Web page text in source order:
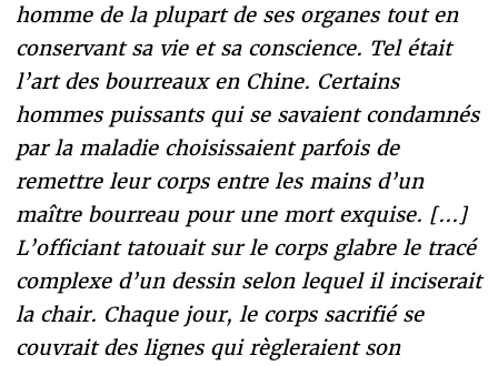
homme de la plupart de ses organes tout en
conservant sa vie et sa conscience. Tel était
l’art des bourreaux en Chine. Certains
hommes puissants qui se savaient condamnés
par la maladie choisissaient parfois de
remettre leur corps entre les mains d’un
maître bourreau pour une mort exquise. [...]
L’officiant tatouait sur le corps glabre le tracé
complexe d’un dessin selon lequel il inciserait
la chair. Chaque jour, le corps sacrifié se
couvrait des lignes qui règleraient son